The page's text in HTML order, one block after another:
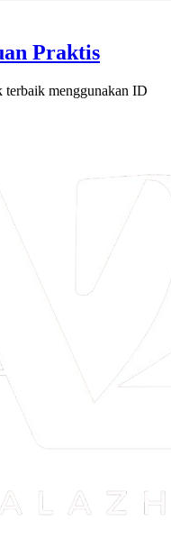
Praktis
terbaik menggunakan ID